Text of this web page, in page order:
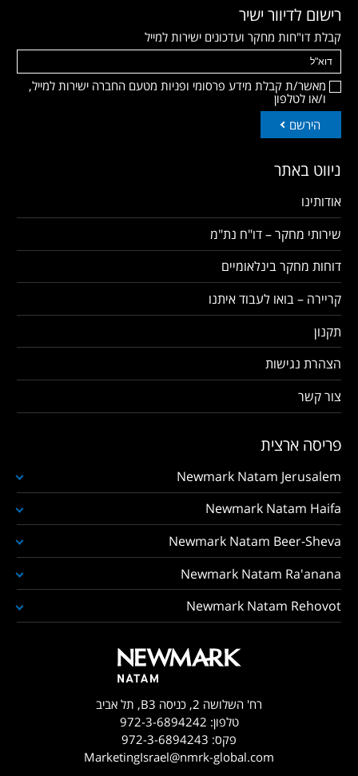
רישום לדיוור ישיר
קבלת דו"חות מחקר ועדכונים ישירות למייל
מאשר/ת קבלת מידע פרסומי ופניות מטעם החברה ישירות למייל,
ו/או לטלפון
הירשם
ניווט באתר
אודותינו
שירותי מחקר – דו"ח נת"מ
דוחות מחקר בינלאומיים
קריירה – בואו לעבוד איתנו
תקנון
הצהרת נגישות
צור קשר
פריסה ארצית
Newmark Natam Jerusalem
Newmark Natam Haifa
Newmark Natam Beer-Sheva
Newmark Natam Ra'anana
Newmark Natam Rehovot
רח' השלושה 2, כניסה B3, תל אביב
טלפון: 972-3-6894242
פקס: 972-3-6894243
MarketingIsrael@nmrk-global.com